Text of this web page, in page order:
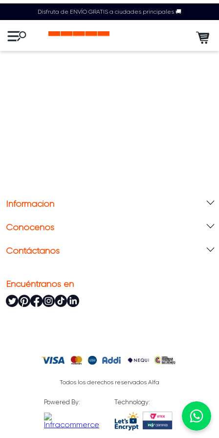
Disfruta de ENVÍO GRATIS a ciudades principales 🚚
Información
Conócenos
Contáctanos
Encuéntranos en
Todos los derechos reservados Alfa
Powered By: Technology: